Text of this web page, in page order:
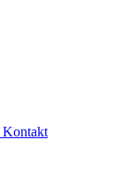
Kontakt